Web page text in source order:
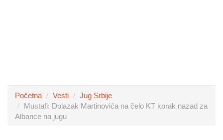
Početna Vesti
Jug Srbije
Mustafi: Dolazak Martinovića na čelo KT korak nazad za
Albance na jugu